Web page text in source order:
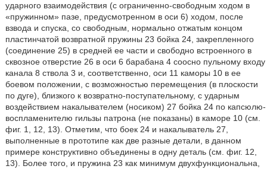
ударного взаимодействия (с ограниченно-свободным ходом в
«пружинном» пазе, предусмотренном в оси 6) ходом, после
взвода и спуска, со свободным, нормально отжатым концом
пластинчатой возвратной пружины 23 бойка 24, закрепленного
(соединение 25) в средней ее части и свободно встроенного в
сквозное отверстие 26 в оси 6 барабана 4 соосно пульному входу
канала 8 ствола 3 и, соответственно, оси 11 каморы 10 в ее
боевом положении, с возможностью перемещения (в плоскости
по дуге), близкого к возвратно-поступательному, с ударным
воздействием накалывателем (носиком) 27 бойка 24 по капсюлю-
воспламенителю гильзы патрона (не показаны) в каморе 10 (см.
фиг. 1, 12, 13). Отметим, что боек 24 и накалыватель 27,
выполненные в прототипе как две разные детали, в данном
примере конструктивно объединены в одну деталь (см. фиг. 12,
13). Более того, и пружина 23 как минимум двухфункциональна,